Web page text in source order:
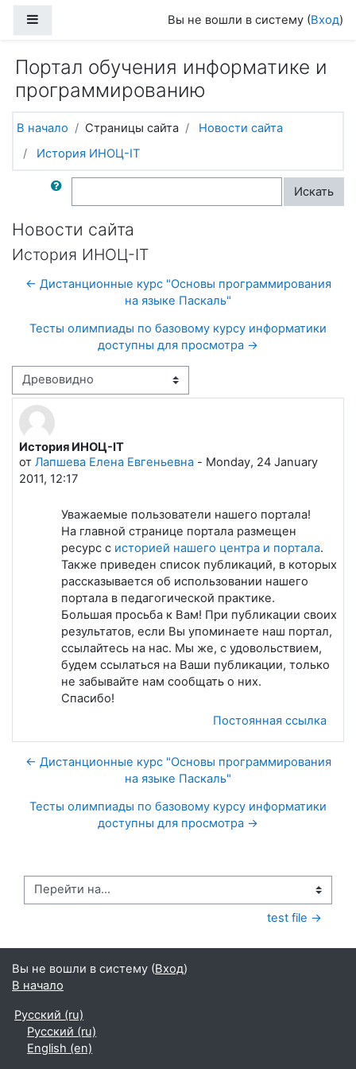
Вы не вошли в систему (Вход)
Портал обучения информатике и
программированию
В начало Страницы сайта
Новости сайта
История ИНОЦ-IT
Поиск по форумам Искать
Новости сайта
История ИНОЦ-IT
← Дистанционные курс "Основы программирования
на языке Паскаль"
Тесты олимпиады по базовому курсу информатики
доступны для просмотра →
Режим отображения
История ИНОЦ-IT
от Лапшева Елена Евгеньевна - Monday, 24 January
2011, 12:17
Количество ответов: 0
Уважаемые пользователи нашего портала!
На главной странице портала размещен
ресурс с историей нашего центра и портала.
Также приведен список публикаций, в которых
рассказывается об использовании нашего
портала в педагогической практике.
Большая просьба к Вам! При публикации своих
результатов, если Вы упоминаете наш портал,
ссылайтесь на нас. Мы же, с удовольствием,
будем ссылаться на Ваши публикации, только
не забывайте нам сообщать о них.
Спасибо!
Постоянная ссылка
← Дистанционные курс "Основы программирования
на языке Паскаль"
Тесты олимпиады по базовому курсу информатики
доступны для просмотра →
Перейти на...
test file →
Вы не вошли в систему (Вход)
В начало
Русский ‎(ru)‎
Русский ‎(ru)‎
English ‎(en)‎